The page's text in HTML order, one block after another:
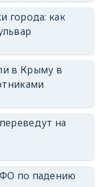
города: как
в Крыму в
на
по падению